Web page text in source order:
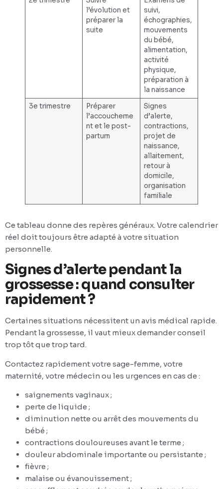
l’évolution et
préparer la
suite
suivi,
échographies,
mouvements
du bébé,
alimentation,
activité
physique,
préparation à
la naissance
3e trimestre
Préparer
l’accoucheme
nt et le post-
partum
Signes
d’alerte,
contractions,
projet de
naissance,
allaitement,
retour à
domicile,
organisation
familiale
Ce tableau donne des repères généraux. Votre calendrier
réel doit toujours être adapté à votre situation
personnelle.
Signes d’alerte pendant la
grossesse : quand consulter
rapidement ?
Certaines situations nécessitent un avis médical rapide.
Pendant la grossesse, il vaut mieux demander conseil
trop tôt que trop tard.
Contactez rapidement votre sage-femme, votre
maternité, votre médecin ou les urgences en cas de :
saignements vaginaux ;
perte de liquide ;
diminution nette ou arrêt des mouvements du
bébé ;
contractions douloureuses avant le terme ;
douleur abdominale importante ou persistante ;
fièvre ;
malaise ou évanouissement ;